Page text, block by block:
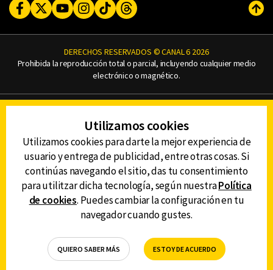
FacebookTwitterYoutubeInstagram
TikTokThreads
DERECHOS RESERVADOS © CANAL 6 2026
Prohibida la reproducción total o parcial, incluyendo cualquier medio
electrónico o magnético.
AVISO DE PRIVACIDAD
AVISO LEGAL
DEFENSORÍA DE LAS AUDIENCIAS
DESCARGA LA APP DE CANAL 6
Utilizamos cookies
Utilizamos cookies para darte la mejor experiencia de
usuario y entrega de publicidad, entre otras cosas. Si
continúas navegando el sitio, das tu consentimiento
para utilitzar dicha tecnología, según nuestraPolítica
de cookies. Puedes cambiar la configuración en tu
navegador cuando gustes.
QUIERO SABER MÁS ESTOY DE ACUERDO